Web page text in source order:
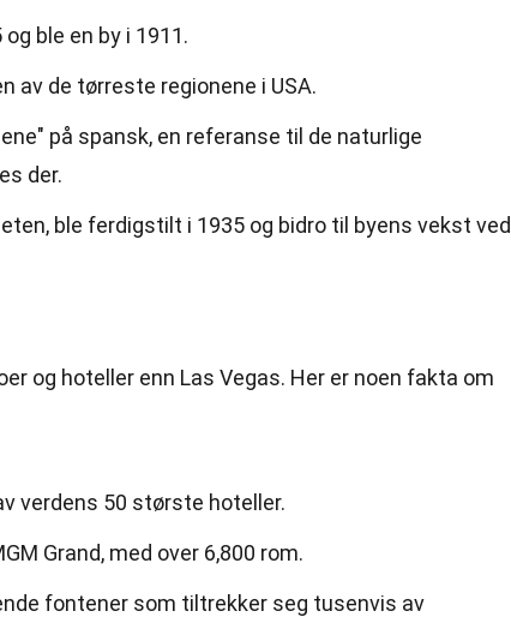
ble en by i 1911.
av de tørreste regionene i USA.
på spansk, en referanse til de naturlige
der.
ble ferdigstilt i 1935 og bidro til byens vekst ved
og hoteller enn Las Vegas. Her er noen fakta om
verdens 50 største hoteller.
Grand, med over 6,800 rom.
fontener som tiltrekker seg tusenvis av